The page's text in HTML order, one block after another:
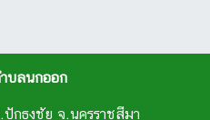
บลนกออก
กธงชัย จ.นครราชสีมา